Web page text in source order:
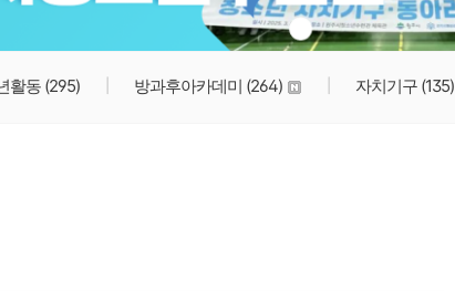
활동 (295) 방과후아카데미 (264) 자치기구 (135)